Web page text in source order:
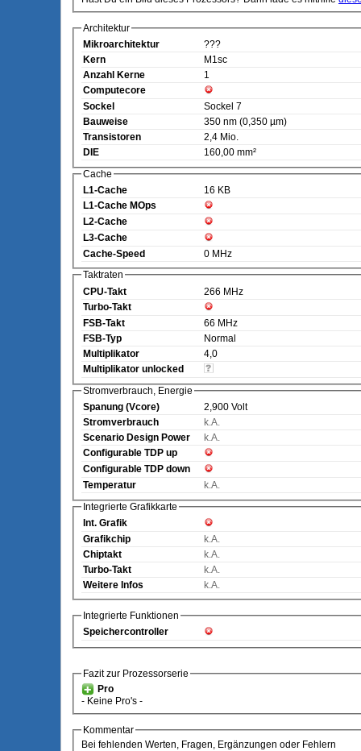
Architektur
Mikroarchitektur
???
Kern
M1sc
Anzahl Kerne
1
Computecore
Sockel
Sockel 7
Bauweise
350 nm (0,350 µm)
Transistoren
2,4 Mio.
DIE
160,00 mm²
Cache
L1-Cache
16 KB
L1-Cache MOps
L2-Cache
L3-Cache
Cache-Speed
0 MHz
Taktraten
CPU-Takt
266 MHz
Turbo-Takt
FSB-Takt
66 MHz
FSB-Typ
Normal
Multiplikator
4,0
Multiplikator unlocked
Stromverbrauch, Energie
Spanung (Vcore)
2,900 Volt
Stromverbrauch
k.A.
Scenario Design Power
k.A.
Configurable TDP up
Configurable TDP down
Temperatur
k.A.
Integrierte Grafikkarte
Int. Grafik
Grafikchip
k.A.
Chiptakt
k.A.
Turbo-Takt
k.A.
Weitere Infos
k.A.
Integrierte Funktionen
Speichercontroller
Fazit zur Prozessorserie
Pro
- Keine Pro's -
Kommentar
Bei fehlenden Werten, Fragen, Ergänzungen oder Fehlern